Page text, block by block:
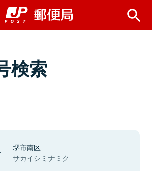
検索
堺市南区
サカイシミナミク